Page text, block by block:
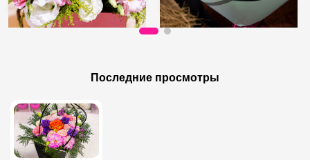
Лиловая ЛюбовьПоследние просмотры